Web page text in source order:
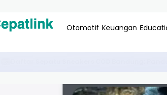
Otomotif Keuangan